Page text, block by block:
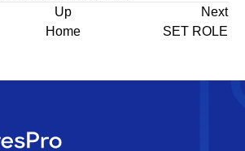
Up
Next
Home SET ROLE